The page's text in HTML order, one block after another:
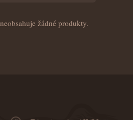
žádné produkty.